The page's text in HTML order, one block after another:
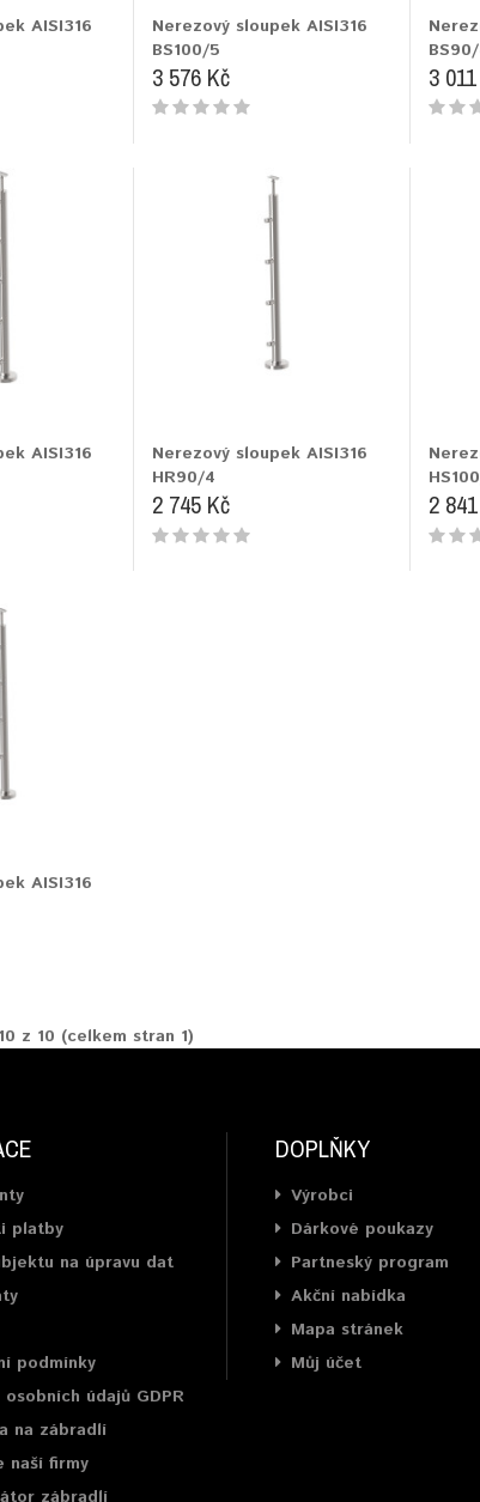
AISI316
Nerezový sloupek AISI316
BS100/5
3 576 Kč 3
AISI316
Nerezový sloupek AISI316
HR90/4
2 745 Kč 2
AISI316
z 10 (celkem stran 1)
platby
na úpravu dat
podmínky
osobních údajů GDPR
na zábradlí
naší firmy
zábradlí
DOPLŇKY
Výrobci
Dárkové poukazy
Partneský program
Akční nabídka
Mapa stránek
Můj účet